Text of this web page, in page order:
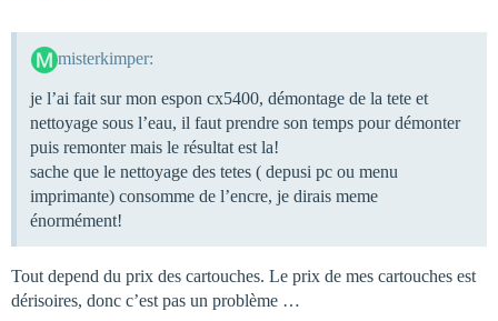
misterkimper:
je l’ai fait sur mon espon cx5400, démontage de la tete et
nettoyage sous l’eau, il faut prendre son temps pour démonter
puis remonter mais le résultat est la!
sache que le nettoyage des tetes ( depusi pc ou menu
imprimante) consomme de l’encre, je dirais meme
énormément!
Tout depend du prix des cartouches. Le prix de mes cartouches est
dérisoires, donc c’est pas un problème …